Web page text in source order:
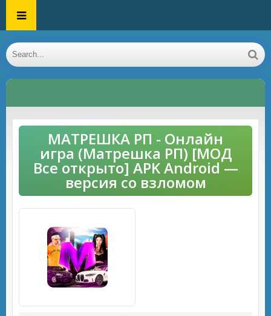
МАТРЕШКА РП - Онлайн
игра (Матрешка РП) [МОД
Все открыто] APK Android —
версия со взломом